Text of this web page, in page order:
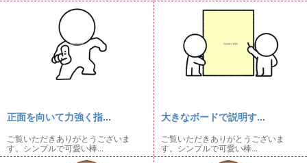
正面を向いて力強く指...
ご覧いただきありがとうございま
す。シンプルで可愛い棒...
大きなボードで説明す...
ご覧いただきありがとうございま
す。シンプルで可愛い棒...